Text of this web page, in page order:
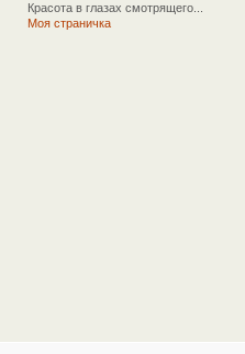
Красота в глазах смотрящего...
Моя страничка